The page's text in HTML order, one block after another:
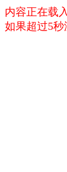
内容正在
如果超过5